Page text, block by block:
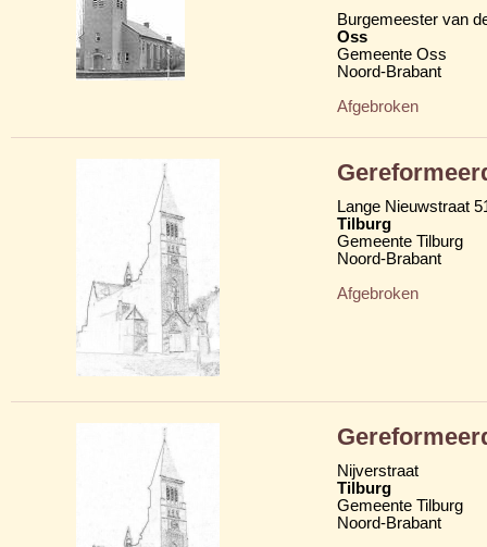
Burgemeester van
Oss
Gemeente Oss
Noord-Brabant
Afgebroken
Lange Nieuwstraat
Tilburg
Gemeente Tilburg
Noord-Brabant
Afgebroken
Nijverstraat
Tilburg
Gemeente Tilburg
Noord-Brabant